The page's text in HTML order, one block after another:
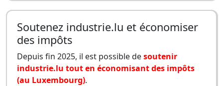
Soutenez industrie.lu et économiser
des impôts
Depuis fin 2025, il est possible desoutenir
industrie.lu tout en économisant des impôts
(au Luxembourg).